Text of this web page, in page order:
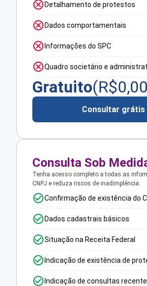
Detalhamento de protestos
Dados comportamentais
Informações do SPC
Quadro societário e
Gratuito(R$
Consultar grátis
Consulta Sob
Tenha acesso completo a todas as
CNPJ e reduza riscos de inadimplência.
Confirmação de existência do
Dados cadastrais básicos
Situação na Receita Federal
Indicação de existência de
Indicação de consultas